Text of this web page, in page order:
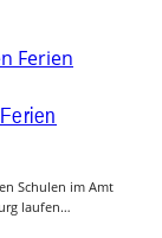
Schulen im Amt
laufen…